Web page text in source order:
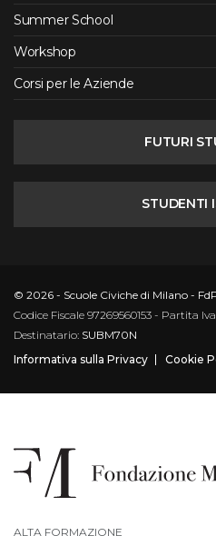
Summer School
Workshop
Corsi per le Aziende
FUTURI
STUDENTI
© 2026 - Scuole Civiche di Milano -
Codice Fiscale 97269560153 - Partita
Destinatario: SUBM70N
Informativa sulla Privacy
Cookie
ALTA FORMAZIONE